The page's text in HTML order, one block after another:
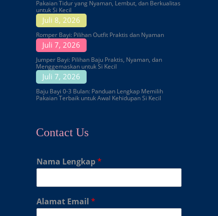
Pakaian Tidur yang Nyaman, Lembut, dan Berkualitas
untuk Si Kecil
Juli 8, 2026
Romper Bayi: Pilihan Outfit Praktis dan Nyaman
Juli 7, 2026
Jumper Bayi: Pilihan Baju Praktis, Nyaman, dan
Menggemaskan untuk Si Kecil
Juli 7, 2026
Baju Bayi 0-3 Bulan: Panduan Lengkap Memilih
Pakaian Terbaik untuk Awal Kehidupan Si Kecil
Contact Us
Nama Lengkap*
Alamat Email *